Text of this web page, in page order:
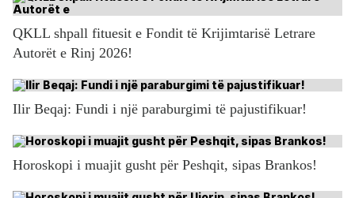
QKLL shpall fituesit e Fondit të Krijimtarisë Letrare
Autorët e Rinj 2026!
Ilir Beqaj: Fundi i një paraburgimi të pajustifikuar!
Horoskopi i muajit gusht për Peshqit, sipas Brankos!